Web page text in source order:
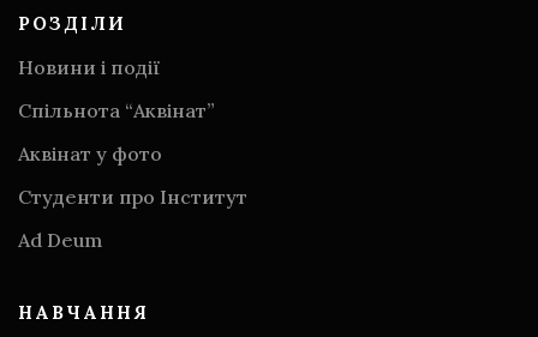
РОЗДІЛИ
Новини і події
Спільнота “Аквінат”
Аквінат у фото
Студенти про Інститут
Аd Deum
НАВЧАННЯ